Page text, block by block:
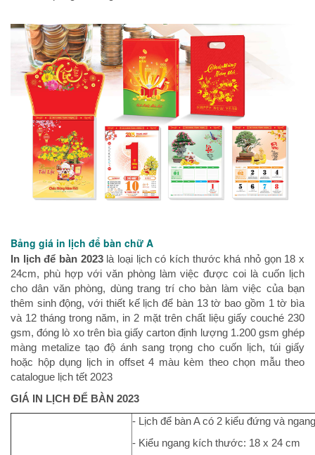
Bảng giá in lịch để bàn chữ A
In lịch để bàn 2023là loại lịch có kích thước khá nhỏ gọn 18 x
24cm, phù hợp với văn phòng làm việc được coi là cuốn lịch
cho dân văn phòng, dùng trang trí cho bàn làm việc của bạn
thêm sinh động, với thiết kế lịch để bàn 13 tờ bao gồm 1 tờ bìa
và 12 tháng trong năm, in 2 mặt trên chất liệu giấy couché 230
gsm, đóng lò xo trên bìa giấy carton định lượng 1.200 gsm ghép
màng metalize tạo độ ánh sang trọng cho cuốn lịch, túi giấy
hoặc hộp dụng lịch in offset 4 màu kèm theo chọn mẫu theo
catalogue lịch tết 2023
GIÁ IN LỊCH ĐỂ BÀN 2023
- Lịch để bàn A có 2 kiểu đứng và ngang
- Kiểu ngang kích thước: 18 x 24 cm